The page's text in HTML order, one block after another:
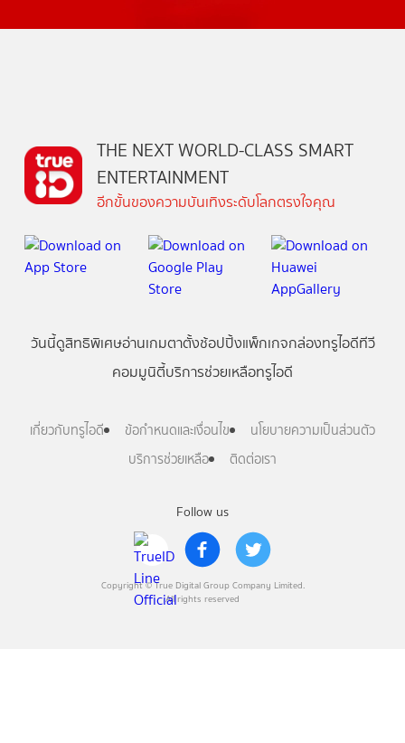
Follow us
Copyright © True Digital Group Company Limited.
All rights reserved
THE NEXT WORLD-CLASS SMART
ENTERTAINMENT
อีกขั้นของความบันเทิงระดับโลกตรงใจคุณ
วันนี้ดูสิทธิพิเศษอ่านเกมตาตั้งช้อปปิ้งแพ็กเกจกล่องทรูไอดีทีวี
คอมมูนิตี้บริการช่วยเหลือทรูไอดี
เกี่ยวกับทรูไอดี ข้อกำหนดและเงื่อนไข
นโยบายความเป็นส่วนตัว
บริการช่วยเหลือ
ติดต่อเรา